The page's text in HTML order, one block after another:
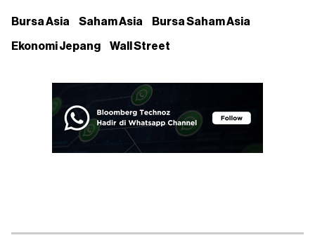
Bursa Asia Saham Asia Bursa Saham Asia
Ekonomi Jepang Wall Street